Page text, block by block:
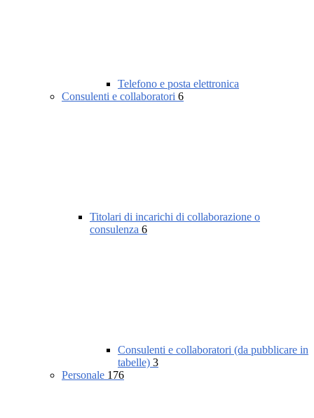
Telefono e posta elettronica
Consulenti e collaboratori 6
Titolari di incarichi di collaborazione o
consulenza 6
Consulenti e collaboratori (da pubblicare in
tabelle) 3
Personale 176